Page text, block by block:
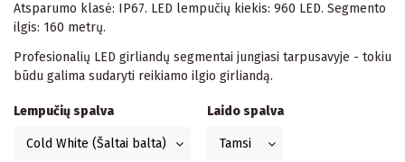
Atsparumo klasė: IP67. LED lempučių kiekis: 960 LED. Segmento
ilgis: 160 metrų.
Profesionalių LED girliandų segmentai jungiasi tarpusavyje - tokiu
būdu galima sudaryti reikiamo ilgio girliandą.
Lempučių spalva Laido spalva